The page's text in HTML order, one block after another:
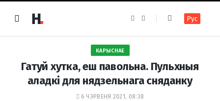
e
k
t
m
Рус
КАРЫСНАЕ
Гатуй хутка, еш павольна. Пульхныя
аладкі для нядзельнага сняданку
6 ЧЭРВЕНЯ 2021, 08:38